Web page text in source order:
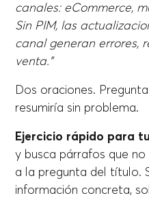
canales: eCommerce,
Sin PIM, las
canal generan errores,
venta."
Dos oraciones.
resumiría sin problema.
Ejercicio rápido para
y busca párrafos que
a la pregunta del título.
información concreta,